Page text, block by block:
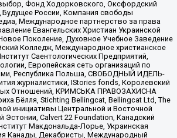
Фонд Ходорковского, Оксфордский
России, Компания свободы
Международное партнерство за права
Евангельских Христиан Украинской
Поколение, Духовное Учебное Заведение
Колледж, Международное христианское
Саентологических Предприятий,
Европейская сеть организаций по
Республика Польша, СВОБОДНЫЙ ИДЕЛЬ-
журналистики, IStories fonds, Королевский
Отношений, КРИМСЬКА ПРАВОЗАХИСНА
Бёлля, Stichting Bellingcat, Bellingcat Ltd, The
инициативы Центральной и Восточной
Calvert 22 Foundation, Канадский
Макдональда-Лорье, Украинская
Канады, Декабристы, Международный